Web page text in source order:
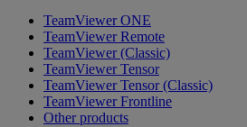
TeamViewer ONE
TeamViewer Remote
TeamViewer (Classic)
TeamViewer Tensor
TeamViewer Tensor (Classic)
TeamViewer Frontline
Other products